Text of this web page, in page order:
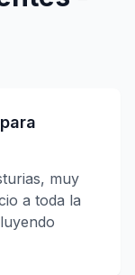
muy
a toda la